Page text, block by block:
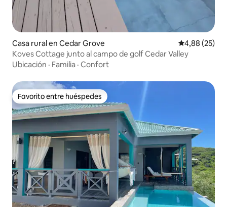
Casa rural en Cedar Grove Calificación
4,88 (25)
Koves Cottage junto al campo de golf Cedar Valley
Ubicación · Familia · Confort
Favorito entre huéspedes
Favorito entre huéspedes